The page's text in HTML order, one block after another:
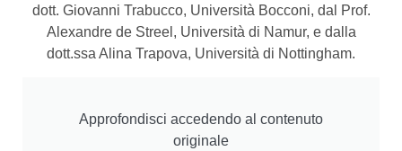
dott. Giovanni Trabucco, Università Bocconi, dal Prof.
Alexandre de Streel, Università di Namur, e dalla
dott.ssa Alina Trapova, Università di Nottingham.
Approfondisci accedendo al contenuto
originale